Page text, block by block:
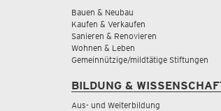
Bauen & Neubau
Kaufen & Verkaufen
Sanieren & Renovieren
Wohnen & Leben
Gemeinnützige/mildtätige Stiftungen
BILDUNG &
Aus- und Weiterbildung